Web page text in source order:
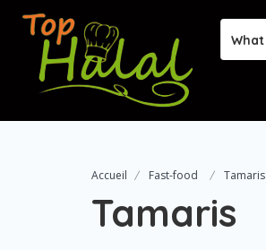
What
Accueil Fast-food Tamaris
Tamaris